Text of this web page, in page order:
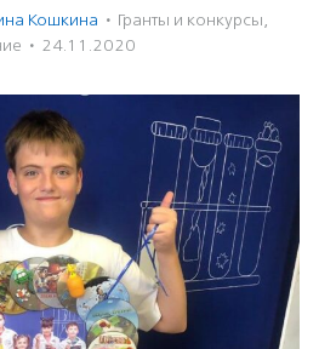
Кошкина · Гранты и конкурсы,
· 24.11.2020